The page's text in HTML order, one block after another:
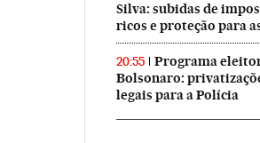
Silva: subidas de
ricos e proteção para
20:55
Programa
Bolsonaro:
legais para a Polícia